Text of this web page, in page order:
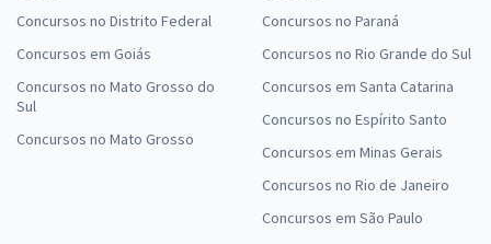
Concursos no Distrito Federal
Concursos em Goiás
Concursos no Mato Grosso do
Sul
Concursos no Mato Grosso
Concursos no Paraná
Concursos no Rio Grande do Sul
Concursos em Santa Catarina
Concursos no Espírito Santo
Concursos em Minas Gerais
Concursos no Rio de Janeiro
Concursos em São Paulo